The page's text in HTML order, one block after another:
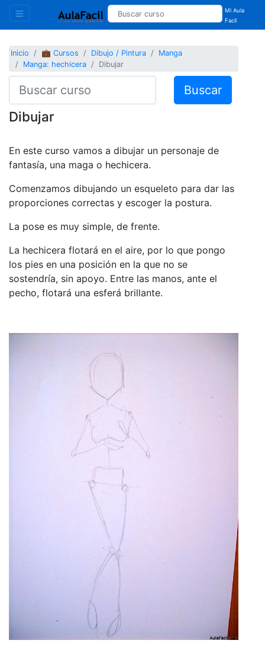
Mi Aula
Facil
Inicio 💼 Cursos Dibujo / Pintura
Manga
Manga: hechicera
Dibujar
Buscar
Dibujar
En este curso vamos a dibujar un personaje de
fantasía, una maga o hechicera.
Comenzamos dibujando un esqueleto para dar las
proporciones correctas y escoger la postura.
La pose es muy simple, de frente.
La hechicera flotará en el aire, por lo que pongo
los pies en una posición en la que no se
sostendría, sin apoyo. Entre las manos, ante el
pecho, flotará una esferá brillante.